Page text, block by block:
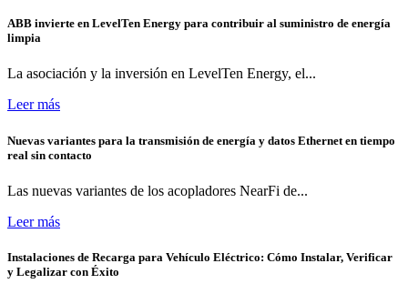
ABB invierte en LevelTen Energy para contribuir al suministro de energía
limpia
La asociación y la inversión en LevelTen Energy, el...
Leer más
Nuevas variantes para la transmisión de energía y datos Ethernet en tiempo
real sin contacto
Las nuevas variantes de los acopladores NearFi de...
Leer más
Instalaciones de Recarga para Vehículo Eléctrico: Cómo Instalar, Verificar
y Legalizar con Éxito